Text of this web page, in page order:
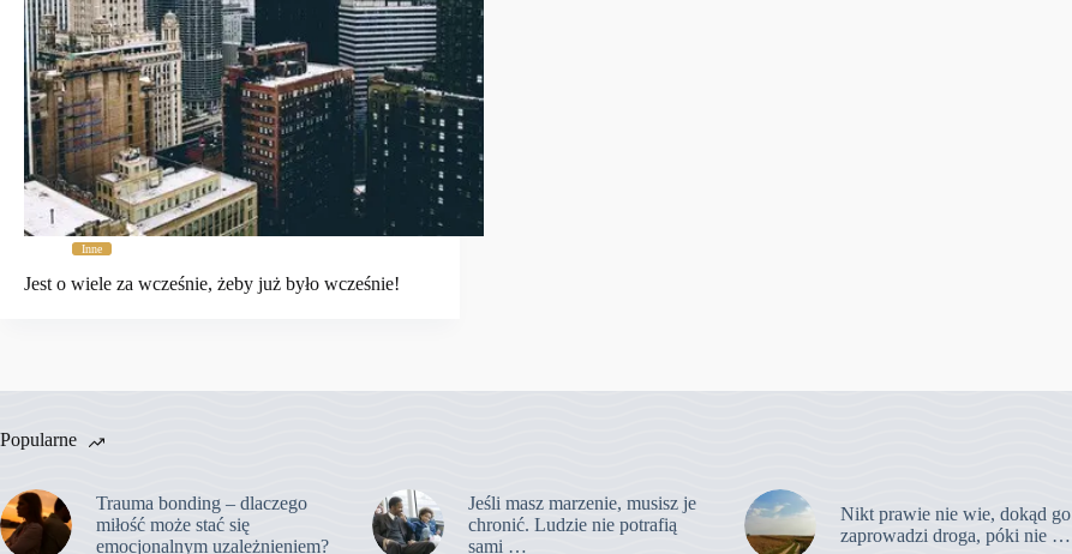
Inne
Jest o wiele za wcześnie, żeby już było wcześnie!
Popularne
Trauma bonding – dlaczego
miłość może stać się
emocjonalnym uzależnieniem?
Jeśli masz marzenie, musisz je
chronić. Ludzie nie potrafią
sami …
Nikt prawie nie wie, dokąd go
zaprowadzi droga, póki nie …